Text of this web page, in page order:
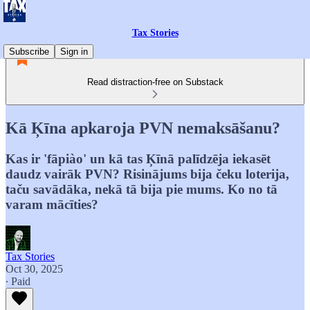
Tax Stories
Subscribe
Sign in
Read distraction-free on Substack
Kā Ķīna apkaroja PVN nemaksāšanu?
Kas ir 'fāpiào' un kā tas Ķīnā palīdzēja iekasēt
daudz vairāk PVN? Risinājums bija čeku loterija,
taču savādāka, nekā tā bija pie mums. Ko no tā
varam mācīties?
Tax Stories
Oct 30, 2025
∙ Paid